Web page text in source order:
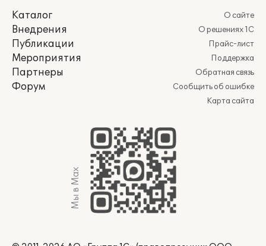
Каталог
Внедрения
Публикации
Мероприятия
Партнеры
Форум
О сайте
О решениях 1С
Прайс-лист
Поддержка
Обратная связь
Сообщить об ошибке
Карта сайта
Мы в Max